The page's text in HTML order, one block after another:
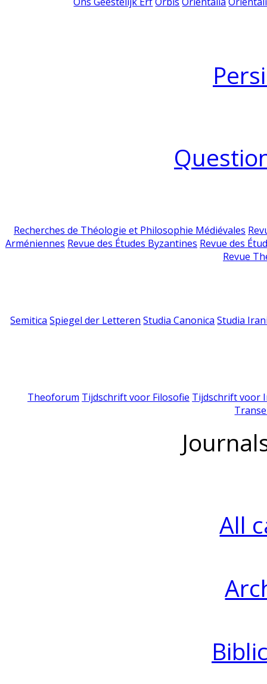
Recherches de Théologie et Philosophie Médiévales
Arméniennes Revue des Études Byzantines Revue des
Revue
Semitica Spiegel der Letteren Studia Canonica Studia
Theoforum Tijdschrift voor Filosofie Tijdschrift voor
All